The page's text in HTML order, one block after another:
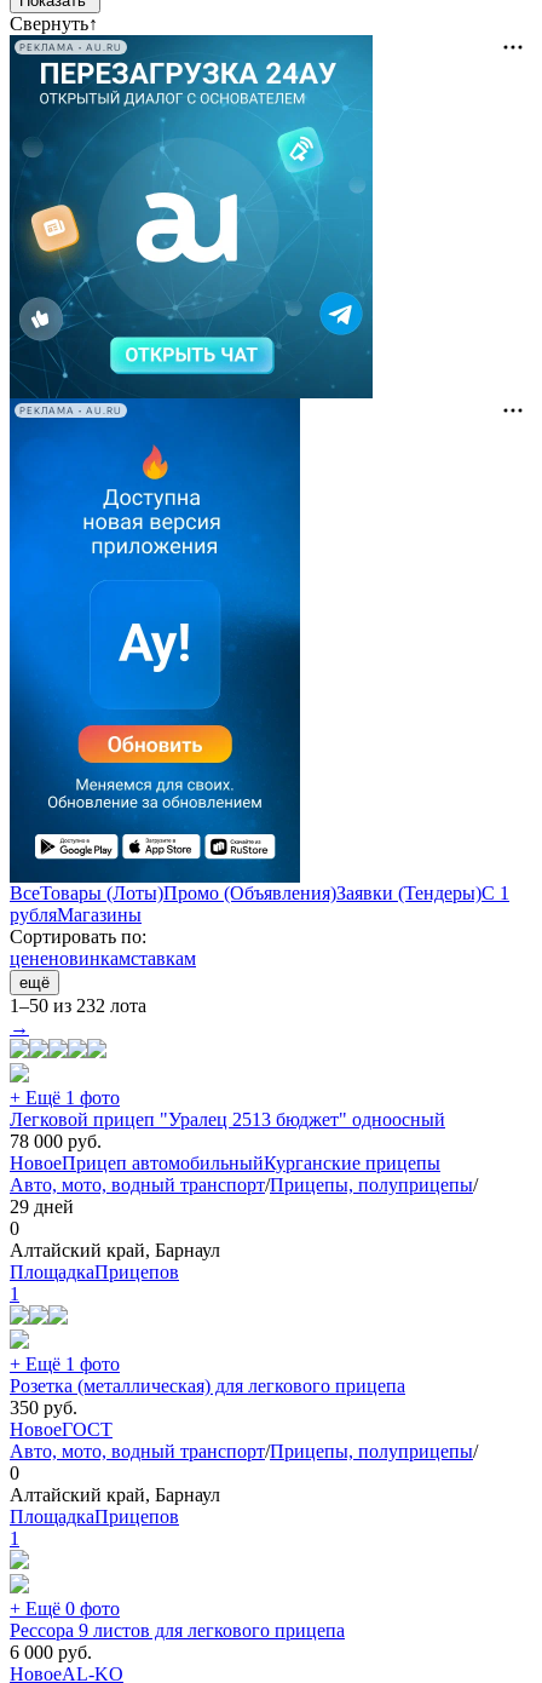
Свернуть↑
РЕКЛАМА • AU.RU
РЕКЛАМА • AU.RU
ВсеТовары (Лоты)Промо (Объявления)Заявки (Тендеры)С 1
рубляМагазины
Сортировать по:
цененовинкамставкам
ещё
1–50 из 232 лота
→
+ Ещё 1 фото
Легковой прицеп "Уралец 2513 бюджет" одноосный
78 000 руб.
НовоеПрицеп автомобильныйКурганские прицепы
Авто, мото, водный транспорт/Прицепы, полуприцепы/
29 дней
0
Алтайский край, Барнаул
ПлощадкаПрицепов
1
+ Ещё 1 фото
Розетка (металлическая) для легкового прицепа
350 руб.
НовоеГОСТ
Авто, мото, водный транспорт/Прицепы, полуприцепы/
0
Алтайский край, Барнаул
ПлощадкаПрицепов
1
+ Ещё 0 фото
Рессора 9 листов для легкового прицепа
6 000 руб.
НовоеAL-KO